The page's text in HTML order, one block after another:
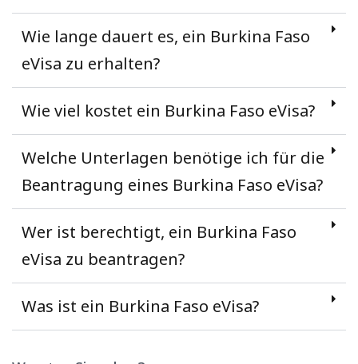
Wie lange dauert es, ein Burkina Faso
eVisa zu erhalten?
Wie viel kostet ein Burkina Faso eVisa?
Welche Unterlagen benötige ich für die
Beantragung eines Burkina Faso eVisa?
Wer ist berechtigt, ein Burkina Faso
eVisa zu beantragen?
Was ist ein Burkina Faso eVisa?